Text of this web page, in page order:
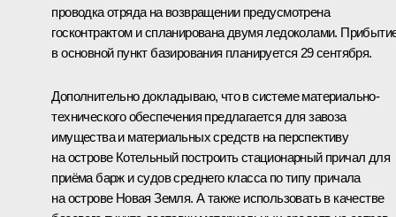
проводка отряда на возвращении предусмотрена
госконтрактом и спланирована двумя ледоколами.
в основной пункт базирования планируется 29 сентября.
Дополнительно докладываю, что в системе материально-
технического обеспечения предлагается для завоза
имущества и материальных средств на перспективу
на острове Котельный построить стационарный причал для
приёма барж и судов среднего класса по типу причала
на острове Новая Земля. А также использовать в качестве